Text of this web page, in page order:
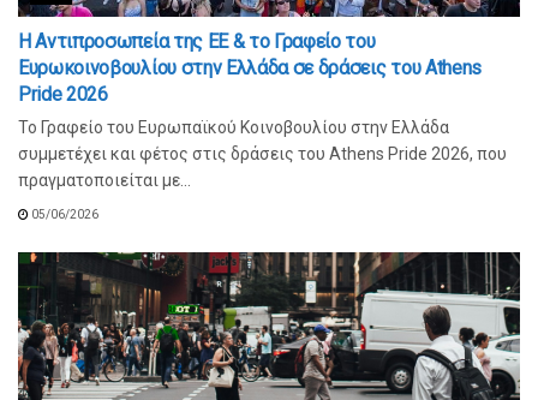
Η Αντιπροσωπεία της ΕΕ & το Γραφείο του
Ευρωκοινοβουλίου στην Ελλάδα σε δράσεις του Athens
Pride 2026
Το Γραφείο του Ευρωπαϊκού Κοινοβουλίου στην Ελλάδα
συμμετέχει και φέτος στις δράσεις του Athens Pride 2026, που
πραγματοποιείται με...
05/06/2026